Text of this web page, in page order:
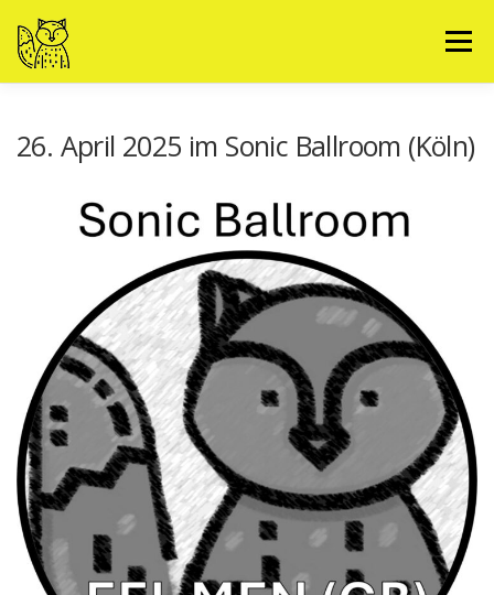
Inhalt
springen
Menü
TERMINE UND NEWS BOOKING
26. April 2025 im Sonic Ballroom (Köln)